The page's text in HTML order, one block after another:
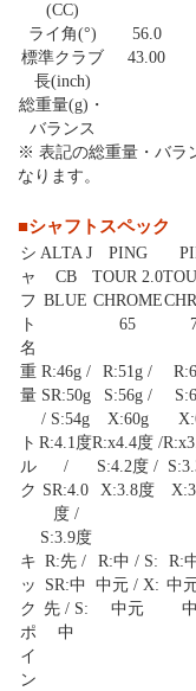
(CC)
ライ角(°) 56.0
標準クラブ
長(inch)
43.00
総重量(g)・
バランス
※ 表記の総重量・バラ
なります。
■シャフトスペック
シ
ャ
フ
ト
名
ALTA J
CB
BLUE
PING
TOUR 2.0
CHROME
65
重
量
R:46g /
SR:50g
/ S:54g
R:51g /
S:56g /
X:60g
ト
ル
ク
R:4.1度
/
SR:4.0
度 /
S:3.9度
R:x4.4度 /
S:4.2度 /
X:3.8度
キ
ッ
ク
ポ
イ
ン
R:先 /
SR:中
先 / S:
中
R:中 / S:
中元 / X:
中元
R:
中